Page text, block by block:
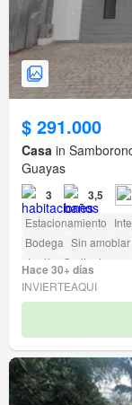
$ 291.000
Casa in
Guayas
3 3,5
Estacionamiento
Bodega Sin amoblar
Jardín
Garita de
Hace 30+ días
INVIERTEAQUI